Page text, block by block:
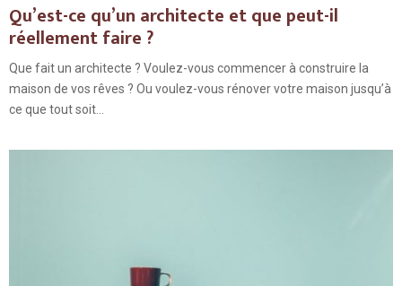
Qu’est-ce qu’un architecte et que peut-il
réellement faire ?
Que fait un architecte ? Voulez-vous commencer à construire la
maison de vos rêves ? Ou voulez-vous rénover votre maison jusqu’à
ce que tout soit...